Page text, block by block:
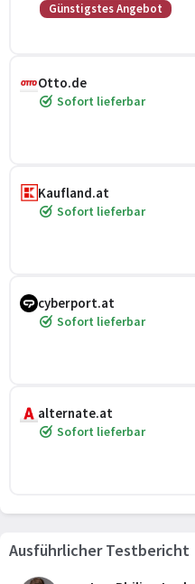
Günstigstes Angebot
Otto.de
Sofort lieferbar
Kaufland.at
Sofort lieferbar
cyberport.at
Sofort lieferbar
alternate.at
Sofort lieferbar
Ausführlicher Testbericht